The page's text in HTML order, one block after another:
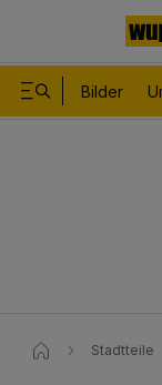
Bilder
Stadtteile